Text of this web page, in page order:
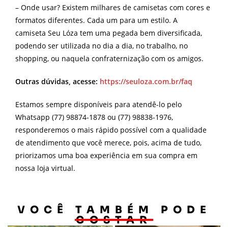
– Onde usar? Existem milhares de camisetas com cores e
formatos diferentes. Cada um para um estilo. A
camiseta Seu Lóza tem uma pegada bem diversificada,
podendo ser utilizada no dia a dia, no trabalho, no
shopping, ou naquela confraternização com os amigos.
Outras dúvidas, acesse: https://seuloza.com.br/faq
Estamos sempre disponíveis para atendê-lo pelo
Whatsapp (77) 98874-1878 ou (77) 98838-1976,
responderemos o mais rápido possível com a qualidade
de atendimento que você merece, pois, acima de tudo,
priorizamos uma boa experiência em sua compra em
nossa loja virtual.
VOCÊ TAMBÉM PODE
GOSTAR